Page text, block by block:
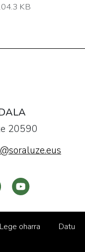
KB
20590
Lege oharra
Datu